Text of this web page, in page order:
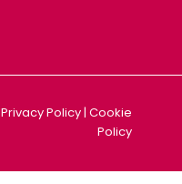
Privacy Policy| Cookie
Policy